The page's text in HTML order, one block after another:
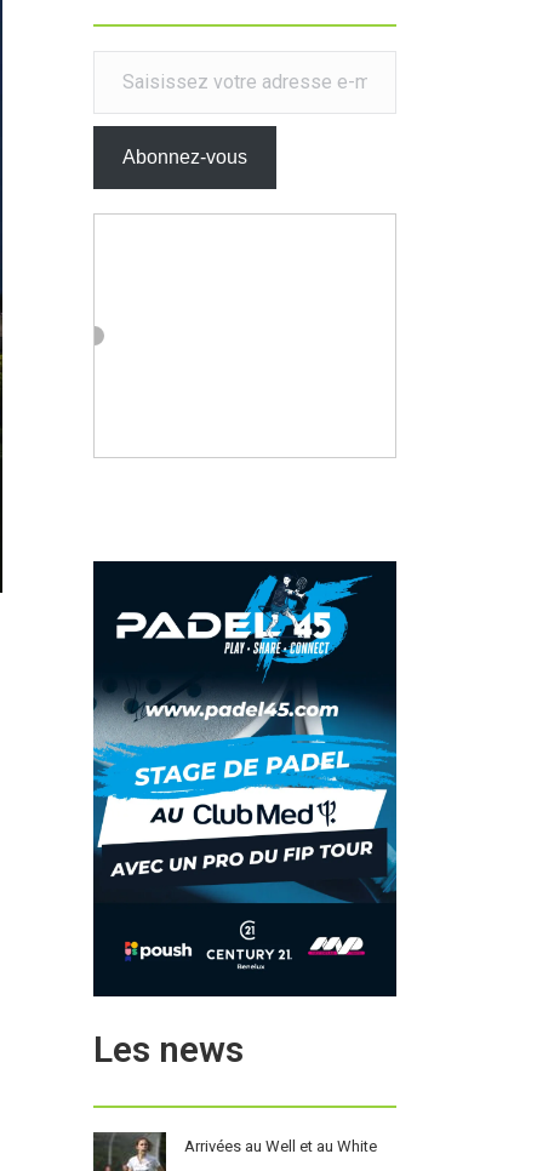
Saisissez votre adresse e-mail…
Abonnez-vous
Les news
Arrivées au Well et au White